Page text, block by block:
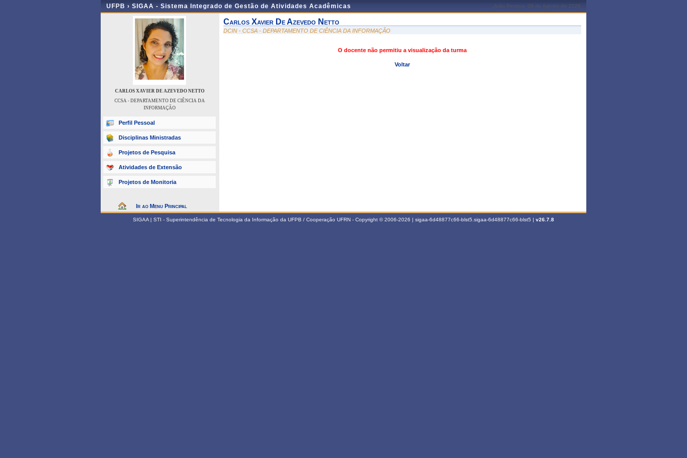
UFPB › SIGAA - Sistema Integrado de Gestão de Atividades Acadêmicas João Pessoa, 09 de Agosto de 2026
CARLOS XAVIER DE AZEVEDO NETTO
CCSA - DEPARTAMENTO DE CIÊNCIA DA
INFORMAÇÃO
Perfil Pessoal
Disciplinas Ministradas
Projetos de Pesquisa
Atividades de Extensão
Projetos de Monitoria
Ir ao Menu Principal
Carlos Xavier De Azevedo Netto
DCIN - CCSA - DEPARTAMENTO DE CIÊNCIA DA INFORMAÇÃO
O docente não permitiu a visualização da turma
Voltar
SIGAA | STI - Superintendência de Tecnologia da Informação da UFPB / Cooperação UFRN - Copyright © 2006-2026 | sigaa-6d48877c66-blst5.sigaa-6d48877c66-blst5 | v26.7.8